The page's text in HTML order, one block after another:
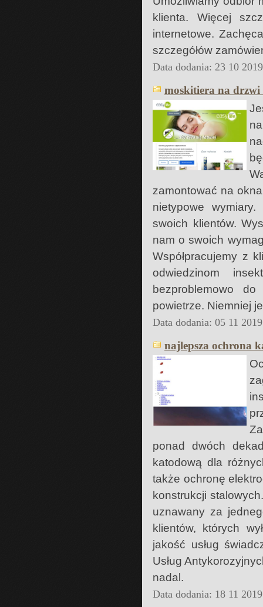
klienta. Więcej
internetowe.
szczegółów
Data dodania: 23 10
moskitiera na drzwi
zamontować na
nietypowe
swoich klientów.
nam o swoich
Współpracujemy z
odwiedzinom
bezproblemowo
powietrze. Niemniej
Data dodania: 05 11
najlepsza ochrona
ponad dwóch
katodową dla
także ochronę
konstrukcji
uznawany za
klientów, których
jakość usług
Usług
nadal.
Data dodania: 18 11